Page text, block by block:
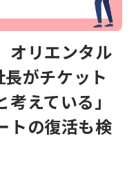
オリエンタル
がチケット
えている」
トの復活も検